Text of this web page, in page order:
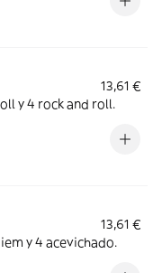
13,61 €
y 4 rock and roll.
13,61 €
y 4 acevichado.